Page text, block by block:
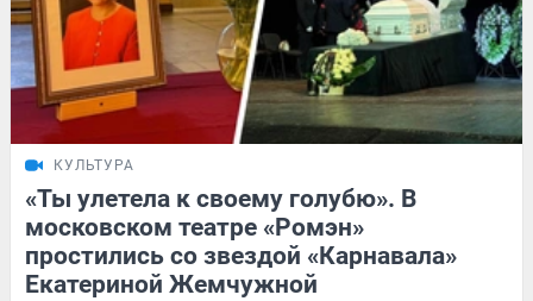
КУЛЬТУРА
«Ты улетела к своему голубю». В
московском театре «Ромэн»
простились со звездой «Карнавала»
Екатериной Жемчужной